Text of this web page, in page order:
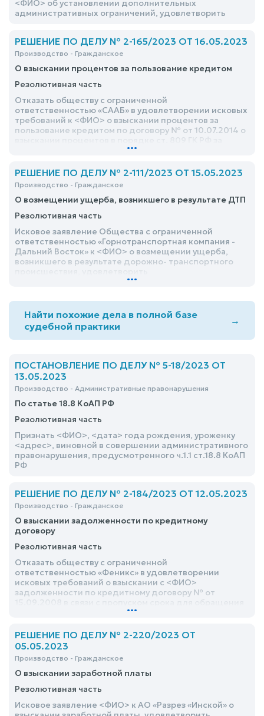
<ФИО> об установлении дополнительных
административных ограничений, удовлетворить
РЕШЕНИЕ ПО ДЕЛУ № 2-165/2023 ОТ 16.05.2023
Производство - Гражданское
О взыскании процентов за пользование кредитом
Резолютивная часть
Отказать обществу с ограниченной
ответственностью «СААБ» в удовлетворении исковых
требований к <ФИО> о взыскании процентов за
пользование кредитом по договору № от 10.07.2014 о
взыскании процентов в порядке ст. 809 ГК РФ за
период с 22 марта 2018г. по 29 января 2020г. в
395 ГК РФ за период с 22 марта 2018 г. по 26 июля 2018
г. в размере 1885 руб. 78 коп., процентов в порядке ст.
395 ГК РФ за период с 27 июля 2018г. по 29 января
2020г. в размере 14901 руб. 78 коп., расходов по
уплате государственной пошлины за подачу
настоящего искового заявления в размере 2746 руб.
00 коп., почтовых расходов в размере 84 руб. 00 коп
...
РЕШЕНИЕ ПО ДЕЛУ № 2-111/2023 ОТ 15.05.2023
Производство - Гражданское
О возмещении ущерба, возникшего в результате ДТП
Резолютивная часть
Исковое заявление Общества с ограниченной
ответственностью «Горнотранспортная компания -
Дальний Восток» к <ФИО> о возмещении ущерба,
возникшего в результате дорожно- транспортного
...
Найти похожие дела в полной базе
судебной практики
→
ПОСТАНОВЛЕНИЕ ПО ДЕЛУ № 5-18/2023 ОТ
13.05.2023
Производство - Административные правонарушения
По статье 18.8 КоАП РФ
Резолютивная часть
Признать <ФИО>, <дата> года рождения, уроженку
<адрес>, виновной в совершении административного
правонарушения, предусмотренного ч.1.1 ст.18.8 КоАП
РФ
РЕШЕНИЕ ПО ДЕЛУ № 2-184/2023 ОТ 12.05.2023
Производство - Гражданское
О взыскании задолженности по кредитному
договору
Резолютивная часть
Отказать обществу с ограниченной
ответственностью «Феникс» в удовлетворении
исковых требований о взыскании с <ФИО>
задолженности по кредитному договору № от
...
РЕШЕНИЕ ПО ДЕЛУ № 2-220/2023 ОТ
05.05.2023
Производство - Гражданское
О взыскании заработной платы
Резолютивная часть
Исковое заявление <ФИО> к АО «Разрез «Инской» о